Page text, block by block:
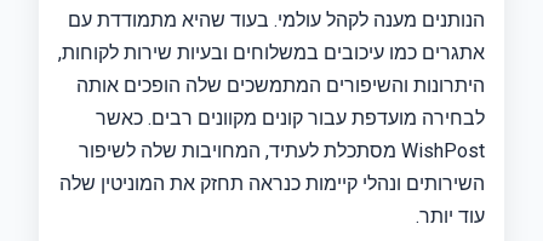
הנותנים מענה לקהל עולמי. בעוד שהיא מתמודדת עם
אתגרים כמו עיכובים במשלוחים ובעיות שירות לקוחות,
היתרונות והשיפורים המתמשכים שלה הופכים אותה
לבחירה מועדפת עבור קונים מקוונים רבים. כאשר
WishPost מסתכלת לעתיד, המחויבות שלה לשיפור
השירותים ונהלי קיימות כנראה תחזק את המוניטין שלה
עוד יותר.